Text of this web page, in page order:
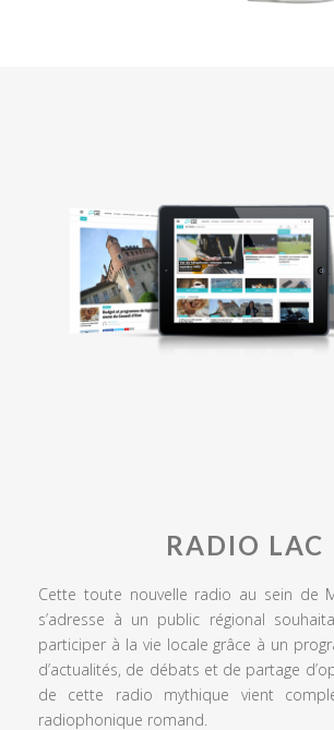
RADIO LAC
Cette toute nouvelle radio au sein de
s’adresse à un public régional
participer à la vie locale grâce à un
d’actualités, de débats et de partage
de cette radio mythique vient
radiophonique romand.